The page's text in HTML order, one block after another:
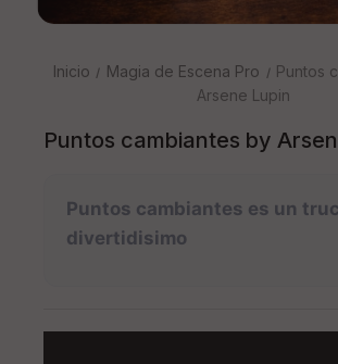
Inicio Magia de Escena Pro
Puntos
Arsene Lupin
Puntos cambiantes by
Puntos cambiantes es un
divertidisimo